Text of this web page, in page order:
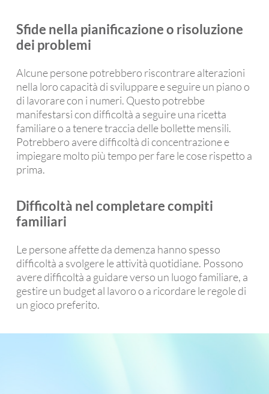
Sfide nella pianificazione o risoluzione
dei problemi
Alcune persone potrebbero riscontrare alterazioni
nella loro capacità di sviluppare e seguire un piano o
di lavorare con i numeri. Questo potrebbe
manifestarsi con difficoltà a seguire una ricetta
familiare o a tenere traccia delle bollette mensili.
Potrebbero avere difficoltà di concentrazione e
impiegare molto più tempo per fare le cose rispetto a
prima.
Difficoltà nel completare compiti
familiari
Le persone affette da demenza hanno spesso
difficoltà a svolgere le attività quotidiane. Possono
avere difficoltà a guidare verso un luogo familiare, a
gestire un budget al lavoro o a ricordare le regole di
un gioco preferito.